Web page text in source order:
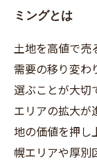
ミングとは
土地を高値で売
需要の移り変わ
選ぶことが大切
エリアの拡大が
地の価値を押し
幌エリアや厚別